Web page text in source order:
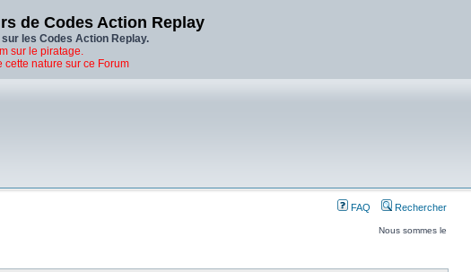
de Codes Action Replay
les Codes Action Replay.
sur le piratage.
cette nature sur ce Forum
FAQ Rechercher
Nous sommes le